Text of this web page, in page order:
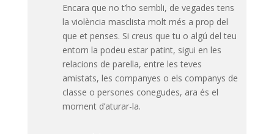
Encara que no t’ho sembli, de vegades tens
la violència masclista molt més a prop del
que et penses. Si creus que tu o algú del teu
entorn la podeu estar patint, sigui en les
relacions de parella, entre les teves
amistats, les companyes o els companys de
classe o persones conegudes, ara és el
moment d’aturar-la.